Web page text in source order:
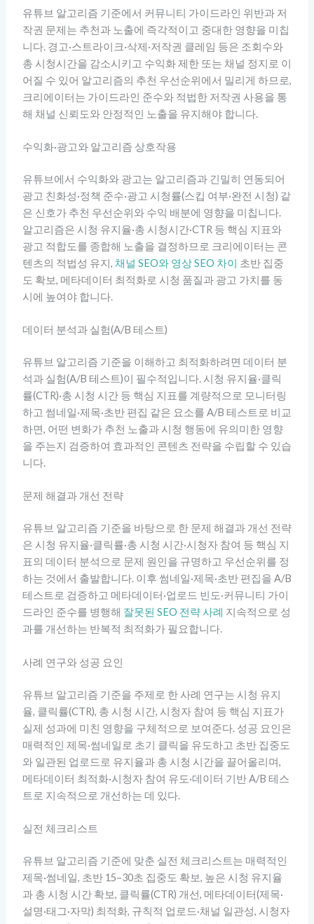
유튜브 알고리즘 기준에서 커뮤니티 가이드라인 위반과 저
작권 문제는 추천과 노출에 즉각적이고 중대한 영향을 미칩
니다. 경고·스트라이크·삭제·저작권 클레임 등은 조회수와
총 시청시간을 감소시키고 수익화 제한 또는 채널 정지로 이
어질 수 있어 알고리즘의 추천 우선순위에서 밀리게 하므로,
크리에이터는 가이드라인 준수와 적법한 저작권 사용을 통
해 채널 신뢰도와 안정적인 노출을 유지해야 합니다.
수익화·광고와 알고리즘 상호작용
유튜브에서 수익화와 광고는 알고리즘과 긴밀히 연동되어
광고 친화성·정책 준수·광고 시청률(스킵 여부·완전 시청) 같
은 신호가 추천 우선순위와 수익 배분에 영향을 미칩니다.
알고리즘은 시청 유지율·총 시청시간·CTR 등 핵심 지표와
광고 적합도를 종합해 노출을 결정하므로 크리에이터는 콘
텐츠의 적법성 유지, 채널 SEO와 영상 SEO 차이 초반 집중
도 확보, 메타데이터 최적화로 시청 품질과 광고 가치를 동
시에 높여야 합니다.
데이터 분석과 실험(A/B 테스트)
유튜브 알고리즘 기준을 이해하고 최적화하려면 데이터 분
석과 실험(A/B 테스트)이 필수적입니다. 시청 유지율·클릭
률(CTR)·총 시청 시간 등 핵심 지표를 계량적으로 모니터링
하고 썸네일·제목·초반 편집 같은 요소를 A/B 테스트로 비교
하면, 어떤 변화가 추천 노출과 시청 행동에 유의미한 영향
을 주는지 검증하여 효과적인 콘텐츠 전략을 수립할 수 있습
니다.
문제 해결과 개선 전략
유튜브 알고리즘 기준을 바탕으로 한 문제 해결과 개선 전략
은 시청 유지율·클릭률·총 시청 시간·시청자 참여 등 핵심 지
표의 데이터 분석으로 문제 원인을 규명하고 우선순위를 정
하는 것에서 출발합니다. 이후 썸네일·제목·초반 편집을 A/B
테스트로 검증하고 메타데이터·업로드 빈도·커뮤니티 가이
드라인 준수를 병행해 잘못된 SEO 전략 사례 지속적으로 성
과를 개선하는 반복적 최적화가 필요합니다.
사례 연구와 성공 요인
유튜브 알고리즘 기준을 주제로 한 사례 연구는 시청 유지
율, 클릭률(CTR), 총 시청 시간, 시청자 참여 등 핵심 지표가
실제 성과에 미친 영향을 구체적으로 보여준다. 성공 요인은
매력적인 제목·썸네일로 초기 클릭을 유도하고 초반 집중도
와 일관된 업로드로 유지율과 총 시청 시간을 끌어올리며,
메타데이터 최적화·시청자 참여 유도·데이터 기반 A/B 테스
트로 지속적으로 개선하는 데 있다.
실전 체크리스트
유튜브 알고리즘 기준에 맞춘 실전 체크리스트는 매력적인
제목·썸네일, 초반 15–30초 집중도 확보, 높은 시청 유지율
과 총 시청 시간 확보, 클릭률(CTR) 개선, 메타데이터(제목·
설명·태그·자막) 최적화, 규칙적 업로드·채널 일관성, 시청자